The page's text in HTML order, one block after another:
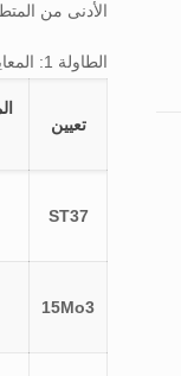
الأدنى من
الطاولة 1: المعايير الموحدة والتطبيق الأساسي لدرجات الحوائط الثقيلة
تعيين
ST37
15Mo3